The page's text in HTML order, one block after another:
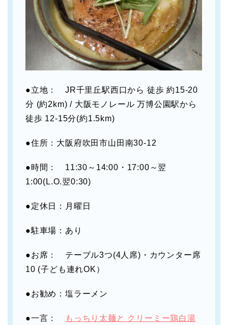
●立地： JR千里丘駅西口から 徒歩 約15-20
分 (約2km) / 大阪モノレール 万博公園駅から
徒歩 12-15分(約1.5km)
●住所：大阪府吹田市山田南30-12
●時間： 11:30～14:00・17:00～翌
1:00(L.O.翌0:30)
●定休日：月曜日
●駐車場：あり
●お席： テーブル3つ(4人席)・カウンター席
10 (子ども連れOK）
●お勧め：塩ラーメン
●一言：
もっちり太麺と クリーミー鶏白湯